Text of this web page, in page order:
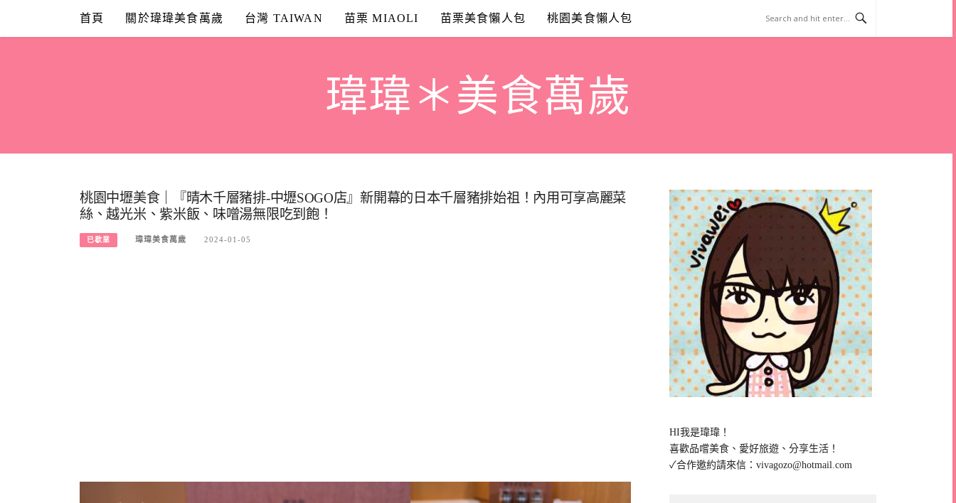
content
首頁 關於瑋瑋美食萬歲 台灣 TAIWAN 苗栗 MIAOLI 苗栗美食懶人包 桃園美食懶人包
瑋瑋＊美食萬歲
桃園中壢美食｜『晴木千層豬排-中壢SOGO店』新開幕的日本千層豬排始祖！內用可享高麗菜
絲、越光米、紫米飯、味噌湯無限吃到飽！
已歇業 瑋瑋美食萬歲 2024-01-05
HI我是瑋瑋！
喜歡品嚐美食、愛好旅遊、分享生活！
✓合作邀約請來信：vivagozo@hotmail.com